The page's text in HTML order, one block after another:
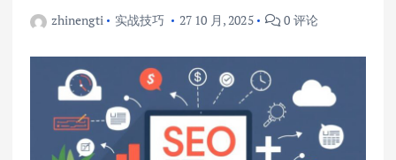
zhinengti 实战技巧 27 10 月, 2025 0 评论